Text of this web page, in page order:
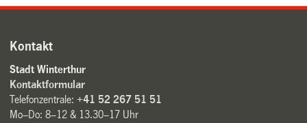
Kontakt
Stadt Winterthur
Kontaktformular
Telefonzentrale:+41 52 267 51 51
Mo–Do: 8–12 & 13.30–17 Uhr